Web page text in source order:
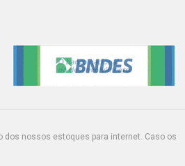
dos nossos estoques para internet. Caso os